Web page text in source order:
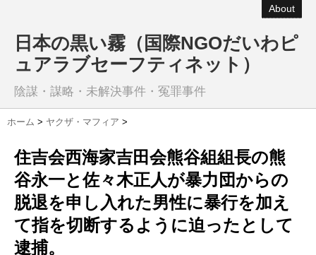
About
日本の黒い霧（国際NGOだいわピ
ュアラブセーフティネット）
陰謀・謀略・未解決事件・冤罪事件
ホーム > ヤクザ・マフィア >
住吉会西海家吉田会熊谷組組長の熊
谷永一と佐々木正人が暴力団からの
脱退を申し入れた男性に暴行を加え
て指を切断するように迫ったとして
逮捕。